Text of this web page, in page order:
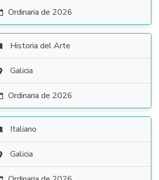
Ordinaria de 2026
Historia del Arte
Galicia
Ordinaria de 2026
Italiano
Galicia